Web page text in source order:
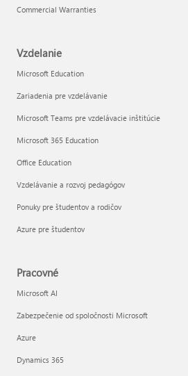
Commercial Warranties
Vzdelanie
Microsoft Education
Zariadenia pre vzdelávanie
Microsoft Teams pre vzdelávacie inštitúcie
Microsoft 365 Education
Office Education
Vzdelávanie a rozvoj pedagógov
Ponuky pre študentov a rodičov
Azure pre študentov
Pracovné
Microsoft AI
Zabezpečenie od spoločnosti Microsoft
Azure
Dynamics 365